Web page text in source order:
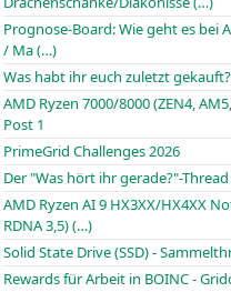
Prognose-Board: Wie geht es bei
/ Ma (…)
Was habt ihr euch zuletzt
AMD Ryzen 7000/8000 (ZEN4,
Post 1
PrimeGrid Challenges 2026
Der "Was hört ihr gerade?"-Thread
AMD Ryzen AI 9 HX3XX/HX4XX
RDNA 3,5) (…)
Solid State Drive (SSD) -
Rewards für Arbeit in BOINC -